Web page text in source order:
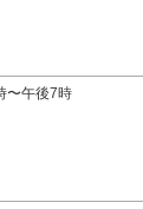
〜午後7時